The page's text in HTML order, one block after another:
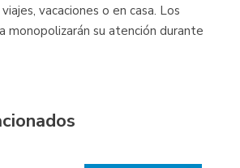
vacaciones o en casa. Los
monopolizarán su atención durante